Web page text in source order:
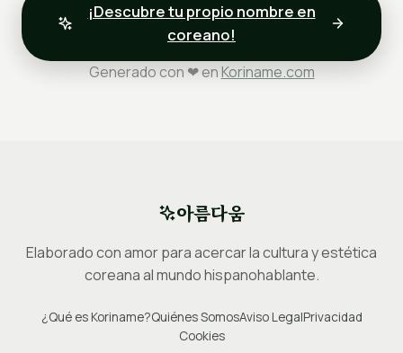
¡Descubre tu propio nombre en
coreano!
Generado con ❤ en Koriname.com
아름다움
Elaborado con amor para acercar la cultura y estética
coreana al mundo hispanohablante.
¿Qué es Koriname?Quiénes SomosAviso LegalPrivacidad
Cookies